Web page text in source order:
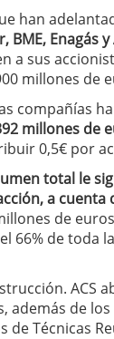
han
BME, Enagás
a sus
millones de
compañías
millones de
0,5€ por
total le
a cuenta
de
66% de toda
ACS
además de
de Técnicas